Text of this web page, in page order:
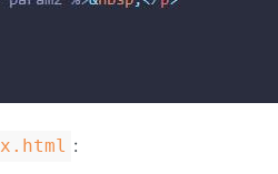
: